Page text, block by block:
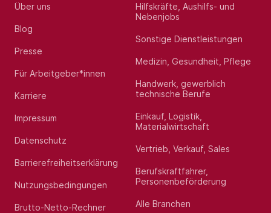
Über uns
Blog
Presse
Für Arbeitgeber*innen
Karriere
Impressum
Datenschutz
Barrierefreiheitserklärung
Nutzungsbedingungen
Brutto-Netto-Rechner
Hilfskräfte, Aushilfs- und
Nebenjobs
Sonstige Dienstleistungen
Medizin, Gesundheit, Pflege
Handwerk, gewerblich
technische Berufe
Einkauf, Logistik,
Materialwirtschaft
Vertrieb, Verkauf, Sales
Berufskraftfahrer,
Personenbeförderung
Alle Branchen